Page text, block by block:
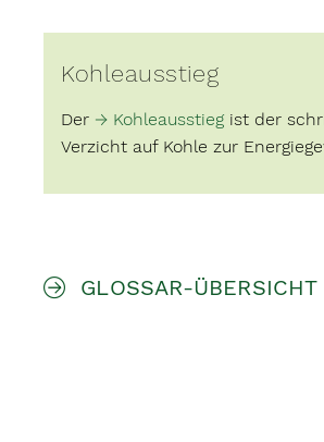
Kohleausstieg
Der Kohleausstiegist der
Verzicht auf Kohle zur
GLOSSAR-ÜBERSICHT